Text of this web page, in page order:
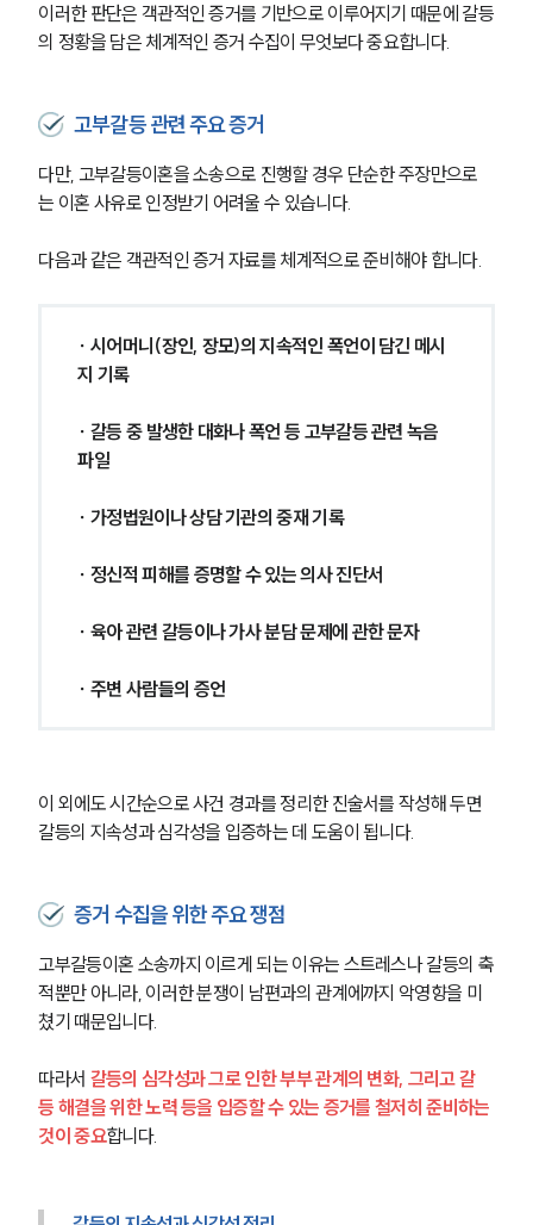
이러한 판단은 객관적인 증거를 기반으로 이루어지기 때문에 갈등
의 정황을 담은 체계적인 증거 수집이 무엇보다 중요합니다.
고부갈등 관련 주요 증거
다만, 고부갈등이혼을 소송으로 진행할 경우 단순한 주장만으로
는 이혼 사유로 인정받기 어려울 수 있습니다.
다음과 같은 객관적인 증거 자료를 체계적으로 준비해야 합니다.
∙ 시어머니(장인, 장모)의 지속적인 폭언이 담긴 메시
지 기록
∙ 갈등 중 발생한 대화나 폭언 등 고부갈등 관련 녹음
파일
∙ 가정법원이나 상담 기관의 중재 기록
∙ 정신적 피해를 증명할 수 있는 의사 진단서
∙ 육아 관련 갈등이나 가사 분담 문제에 관한 문자
∙ 주변 사람들의 증언
이 외에도 시간순으로 사건 경과를 정리한 진술서를 작성해 두면
갈등의 지속성과 심각성을 입증하는 데 도움이 됩니다.
증거 수집을 위한 주요 쟁점
고부갈등이혼 소송까지 이르게 되는 이유는 스트레스나 갈등의 축
적뿐만 아니라, 이러한 분쟁이 남편과의 관계에까지 악영향을 미
쳤기 때문입니다.
따라서 갈등의 심각성과 그로 인한 부부 관계의 변화, 그리고 갈
등 해결을 위한 노력 등을 입증할 수 있는 증거를 철저히 준비하는
것이 중요합니다.